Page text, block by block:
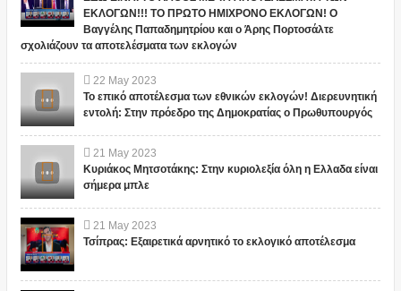
ΕΚΛΟΓΩΝ!!! ΤΟ ΠΡΩΤΟ ΗΜΙΧΡΟΝΟ ΕΚΛΟΓΩΝ! Ο
Βαγγέλης Παπαδημητρίου και ο Άρης Πορτοσάλτε
σχολιάζουν τα αποτελέσματα των εκλογών
22 May 2023
Το επικό αποτέλεσμα των εθνικών εκλογών! Διερευνητική
εντολή: Στην πρόεδρο της Δημοκρατίας ο Πρωθυπουργός
21 May 2023
Κυριάκος Μητσοτάκης: Στην κυριολεξία όλη η Ελλαδα είναι
σήμερα μπλε
21 May 2023
Τσίπρας: Εξαιρετικά αρνητικό το εκλογικό αποτέλεσμα